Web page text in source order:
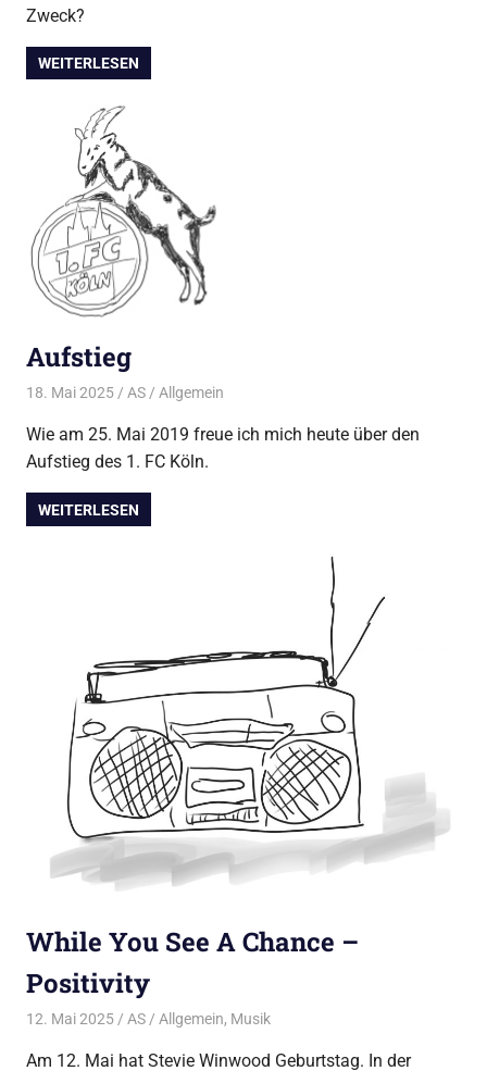
Zweck?
WEITERLESEN
Aufstieg
18. Mai 2025 AS Allgemein
Wie am 25. Mai 2019 freue ich mich heute über den
Aufstieg des 1. FC Köln.
WEITERLESEN
While You See A Chance –
Positivity
12. Mai 2025 AS Allgemein, Musik
Am 12. Mai hat Stevie Winwood Geburtstag. In der